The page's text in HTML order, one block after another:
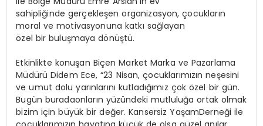
sahipliğinde gerçekleşen organizasyon, çocukların
moral ve motivasyonuna katkı sağlayan
özel bir buluşmaya dönüştü.
Etkinlikte konuşan Biçen Market Marka ve Pazarlama
Müdürü Didem Ece, “23 Nisan, çocuklarımızın neşesini
ve umut dolu yarınlarını kutladığımız çok özel bir gün.
Bugün buradaonların yüzündeki mutluluğa ortak olmak
bizim için büyük bir değer. Kansersiz YaşamDerneği ile